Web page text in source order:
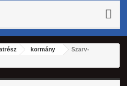
kormány
Szarv-